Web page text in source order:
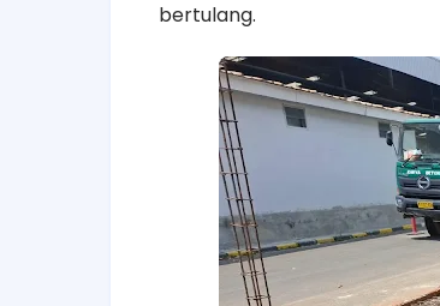
bertulang.